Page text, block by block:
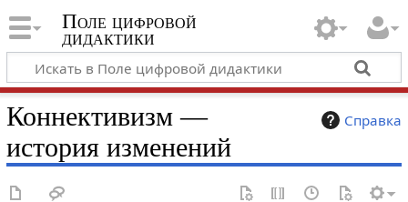
Поле цифровой
дидактики
Справка
Коннективизм —
история изменений